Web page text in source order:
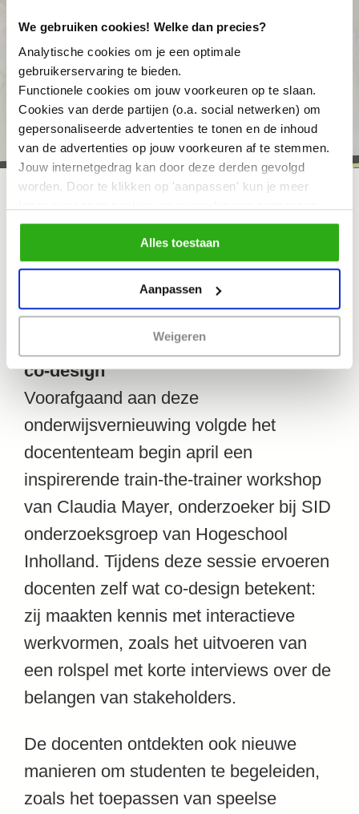
We gebruiken cookies! Welke dan precies?
Analytische cookies om je een optimale
gebruikerservaring te bieden.
Functionele cookies om jouw voorkeuren op te slaan.
Cookies van derde partijen (o.a. social netwerken) om
gepersonaliseerde advertenties te tonen en de inhoud
van de advertenties op jouw voorkeuren af te stemmen.
Jouw internetgedrag kan door deze derden gevolgd
worden. Door te klikken op 'aanpassen' kun je meer
Door op 'Alles toestaan' te klikken, ga je akkoord met het
gebruik van alle cookies zoals omschreven in
ons cookiebeleid.
Alles toestaan
Aanpassen
Weigeren
Train-the-trainer: docenten ervaren
co-design
Voorafgaand aan deze
onderwijsvernieuwing volgde het
docententeam begin april een
inspirerende train-the-trainer workshop
van Claudia Mayer, onderzoeker bij SID
onderzoeksgroep van Hogeschool
Inholland. Tijdens deze sessie ervoeren
docenten zelf wat co-design betekent:
zij maakten kennis met interactieve
werkvormen, zoals het uitvoeren van
een rolspel met korte interviews over de
belangen van stakeholders.
De docenten ontdekten ook nieuwe
manieren om studenten te begeleiden,
zoals het toepassen van speelse